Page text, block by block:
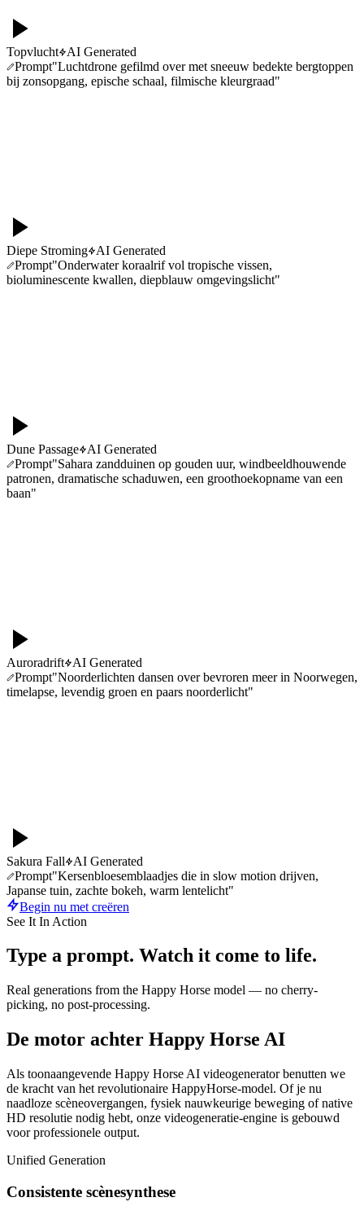
Topvlucht
AI Generated
Prompt"Luchtdrone gefilmd over met sneeuw bedekte bergtoppen
bij zonsopgang, epische schaal, filmische kleurgraad"
Diepe Stroming
AI Generated
Prompt"Onderwater koraalrif vol tropische vissen,
bioluminescente kwallen, diepblauw omgevingslicht"
Dune Passage
AI Generated
Prompt"Sahara zandduinen op gouden uur, windbeeldhouwende
patronen, dramatische schaduwen, een groothoekopname van een
baan"
Auroradrift
AI Generated
Prompt"Noorderlichten dansen over bevroren meer in Noorwegen,
timelapse, levendig groen en paars noorderlicht"
Sakura Fall
AI Generated
Prompt"Kersenbloesemblaadjes die in slow motion drijven,
Japanse tuin, zachte bokeh, warm lentelicht"
Begin nu met creëren
See It In Action
Type a prompt. Watch it come to life.
Real generations from the Happy Horse model — no cherry-
picking, no post-processing.
De motor achter Happy Horse AI
Als toonaangevende Happy Horse AI videogenerator benutten we
de kracht van het revolutionaire HappyHorse-model. Of je nu
naadloze scèneovergangen, fysiek nauwkeurige beweging of native
HD resolutie nodig hebt, onze videogeneratie-engine is gebouwd
voor professionele output.
Unified Generation
Consistente scènesynthese